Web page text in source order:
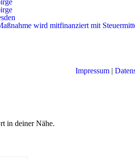
Impressum |
in deiner Nähe.